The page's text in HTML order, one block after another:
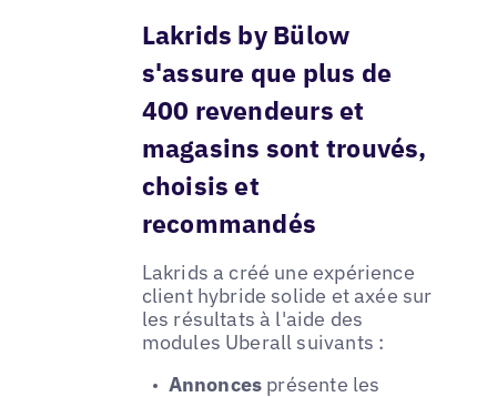
Lakrids by Bülow
s'assure que plus de
400 revendeurs et
magasins sont trouvés,
choisis et
recommandés
Lakrids a créé une expérience
client hybride solide et axée sur
les résultats à l'aide des
modules Uberall suivants :
Annonces présente les